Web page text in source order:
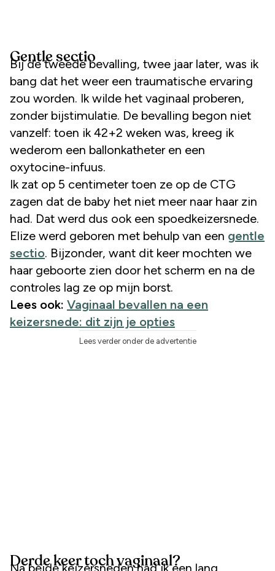
Gentle sectio
Bij de tweede bevalling, twee jaar later, was ik
bang dat het weer een traumatische ervaring
zou worden. Ik wilde het vaginaal proberen,
zonder bijstimulatie. De bevalling begon niet
vanzelf: toen ik 42+2 weken was, kreeg ik
wederom een ballonkatheter en een
oxytocine-infuus.
Ik zat op 5 centimeter toen ze op de CTG
zagen dat de baby het niet meer naar haar zin
had. Dat werd dus ook een spoedkeizersnede.
Elize werd geboren met behulp van een gentle
sectio. Bijzonder, want dit keer mochten we
haar geboorte zien door het scherm en na de
controles lag ze op mijn borst.
Lees ook: Vaginaal bevallen na een
keizersnede: dit zijn je opties
Lees verder onder de advertentie
Derde keer toch vaginaal?
Na beide keizersneden had ik een lang